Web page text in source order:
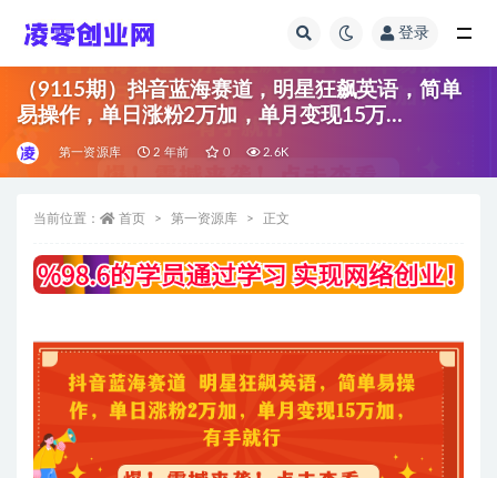
登录
（9115期）抖音蓝海赛道，明星狂飙英语，简单
易操作，单日涨粉2万加，单月变现15万…
第一资源库 2 年前 0 2.6K
当前位置： 首页 第一资源库 正文